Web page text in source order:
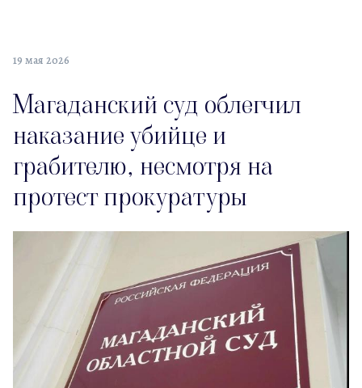
19 мая 2026
Магаданский суд облегчил
наказание убийце и
грабителю, несмотря на
протест прокуратуры